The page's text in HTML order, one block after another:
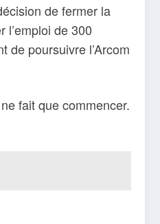
de fermer la
de 300
de poursuivre l’Arcom
fait que commencer.